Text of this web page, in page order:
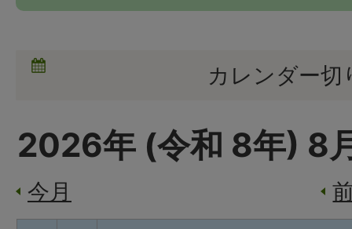
カレンダー切
2026年 (令和 8年) 8
今月